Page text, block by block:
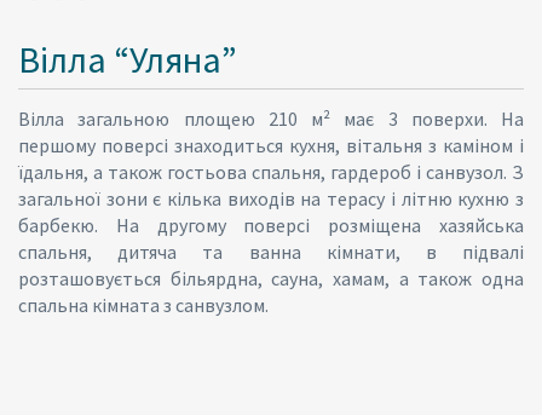
Вілла “Уляна”
Вілла загальною площею 210 м² має 3 поверхи. На
першому поверсі знаходиться кухня, вітальня з каміном і
їдальня, а також гостьова спальня, гардероб і санвузол. З
загальної зони є кілька виходів на терасу і літню кухню з
барбекю. На другому поверсі розміщена хазяйська
спальня, дитяча та ванна кімнати, в підвалі
розташовується більярдна, сауна, хамам, а також одна
спальна кімната з санвузлом.